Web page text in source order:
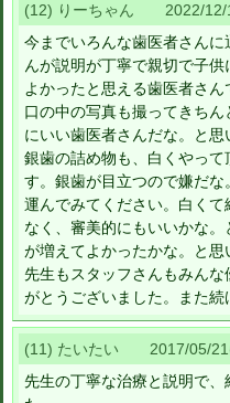
(12) りーちゃん 2022/
今までいろんな歯医者さん
んが説明が丁寧で親切で子
よかったと思える歯医者さん
口の中の写真も撮ってきち
にいい歯医者さんだな。と思
銀歯の詰め物も、白くやっ
す。銀歯が目立つので嫌だ
運んでみてください。白く
なく、審美的にもいいかな
が増えてよかったかな。と思
先生もスタッフさんもみん
がとうございました。また続
(11) たいたい 2017/05/
先生の丁寧な治療と説明で